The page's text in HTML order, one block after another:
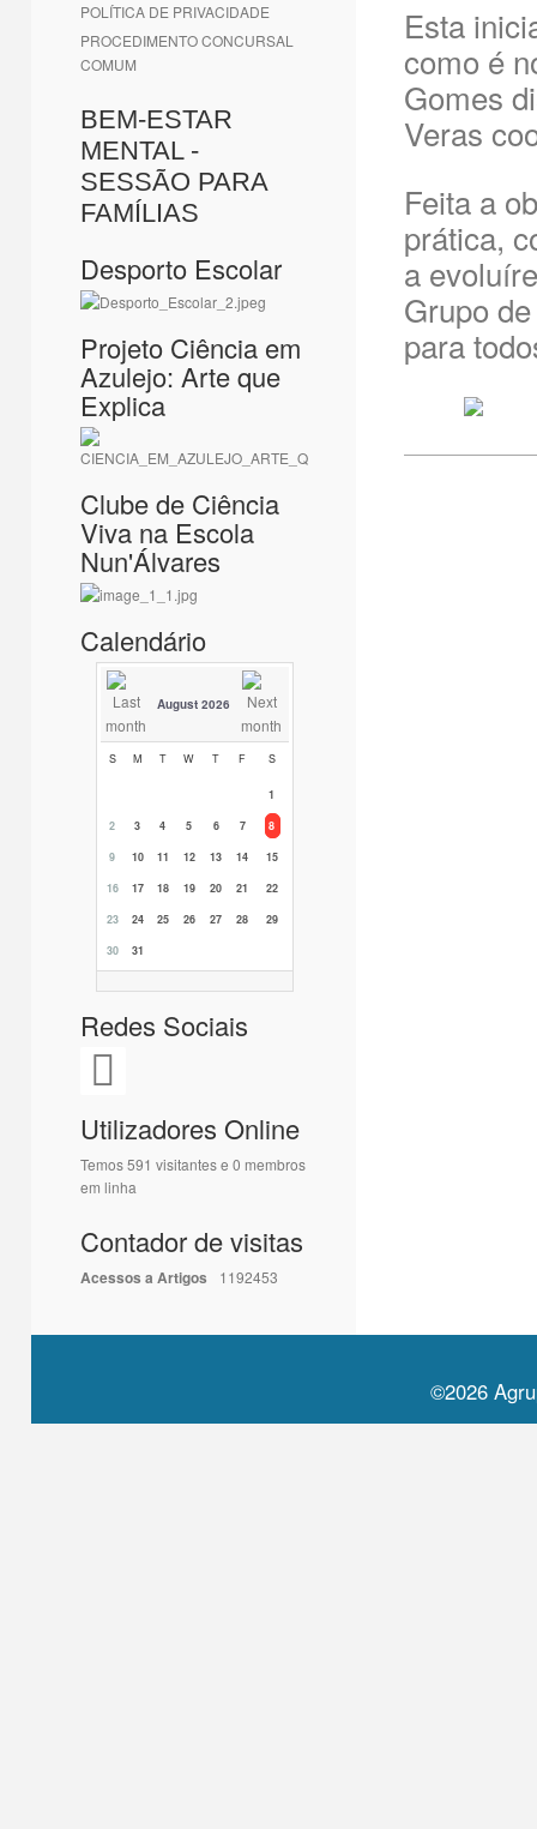
POLÍTICA DE PRIVACIDADE
PROCEDIMENTO CONCURSAL
COMUM
BEM-ESTAR
MENTAL -
SESSÃO PARA
FAMÍLIAS
Desporto Escolar
Projeto Ciência em
Azulejo: Arte que
Explica
Clube de Ciência
Viva na Escola
Nun'Álvares
Calendário
August 2026
S M T W T F S
1
2
3 4 5 6 7
8
9
10 11 12 13 14
15
16
17 18 19 20 21
22
23
24 25 26 27 28
29
30
31
Redes Sociais
Utilizadores Online
Temos 591 visitantes e 0 membros
em linha
Contador de visitas
Acessos a Artigos 1192453
Esta
como é
Gomes
Veras
Feita a
prática,
a
Grupo
para
©2026